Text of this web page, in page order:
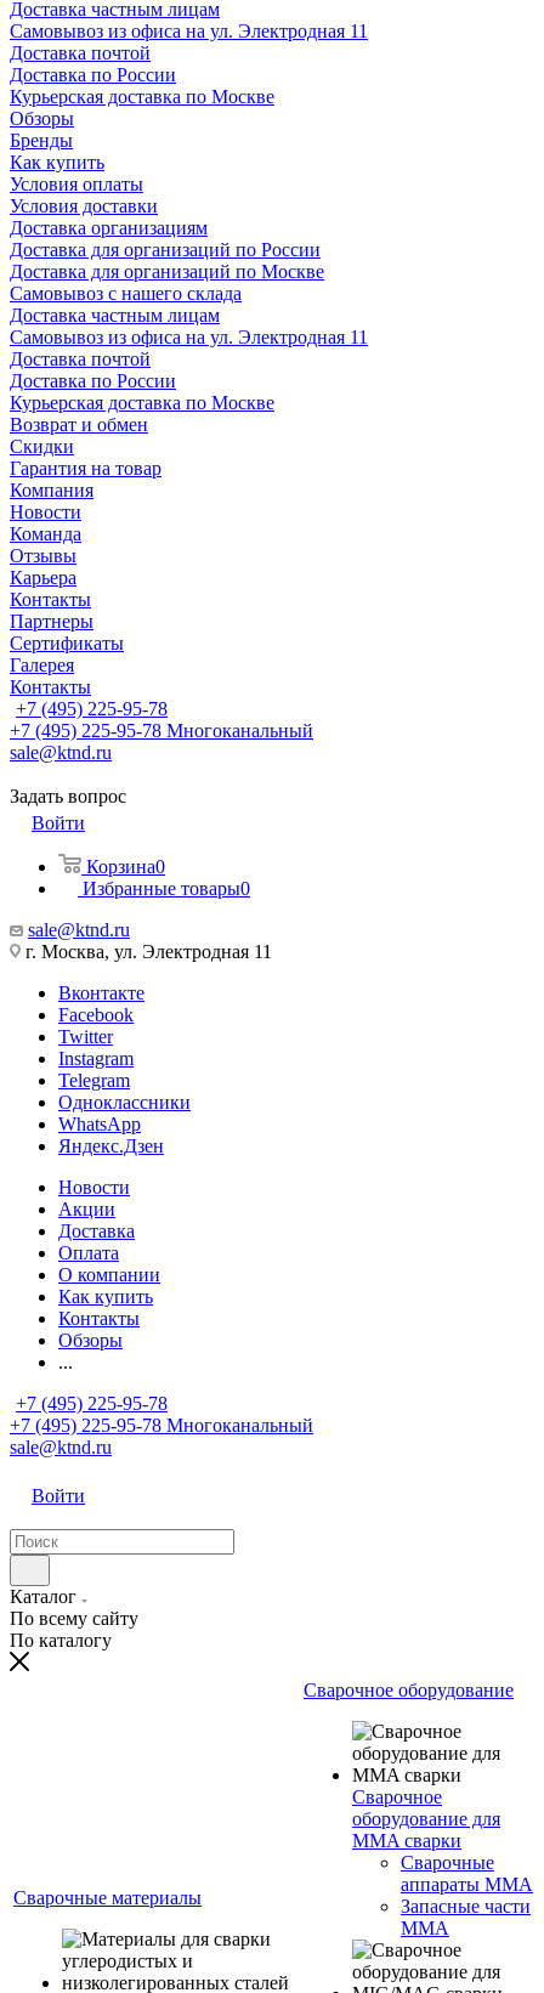
Доставка частным лицам
Самовывоз из офиса на ул. Электродная 11
Доставка почтой
Доставка по России
Курьерская доставка по Москве
Обзоры
Бренды
Как купить
Условия оплаты
Условия доставки
Доставка организациям
Доставка для организаций по России
Доставка для организаций по Москве
Самовывоз с нашего склада
Доставка частным лицам
Самовывоз из офиса на ул. Электродная 11
Доставка почтой
Доставка по России
Курьерская доставка по Москве
Возврат и обмен
Скидки
Гарантия на товар
Компания
Новости
Команда
Отзывы
Карьера
Контакты
Партнеры
Сертификаты
Галерея
Контакты
+7 (495) 225-95-78
+7 (495) 225-95-78 Многоканальный
sale@ktnd.ru
Задать вопрос
Войти
Корзина0
Избранные товары0
sale@ktnd.ru
г. Москва, ул. Электродная 11
Вконтакте
Facebook
Twitter
Instagram
Telegram
Одноклассники
WhatsApp
Яндекс.Дзен
Новости
Акции
Доставка
Оплата
О компании
Как купить
Контакты
Обзоры
...
+7 (495) 225-95-78
+7 (495) 225-95-78 Многоканальный
sale@ktnd.ru
Войти
Каталог
По всему сайту
По каталогу
Сварочные материалы
Сварочное оборудование
Сварочное
оборудование для
MMA сварки
Сварочные
аппараты MMA
Запасные части
MMA